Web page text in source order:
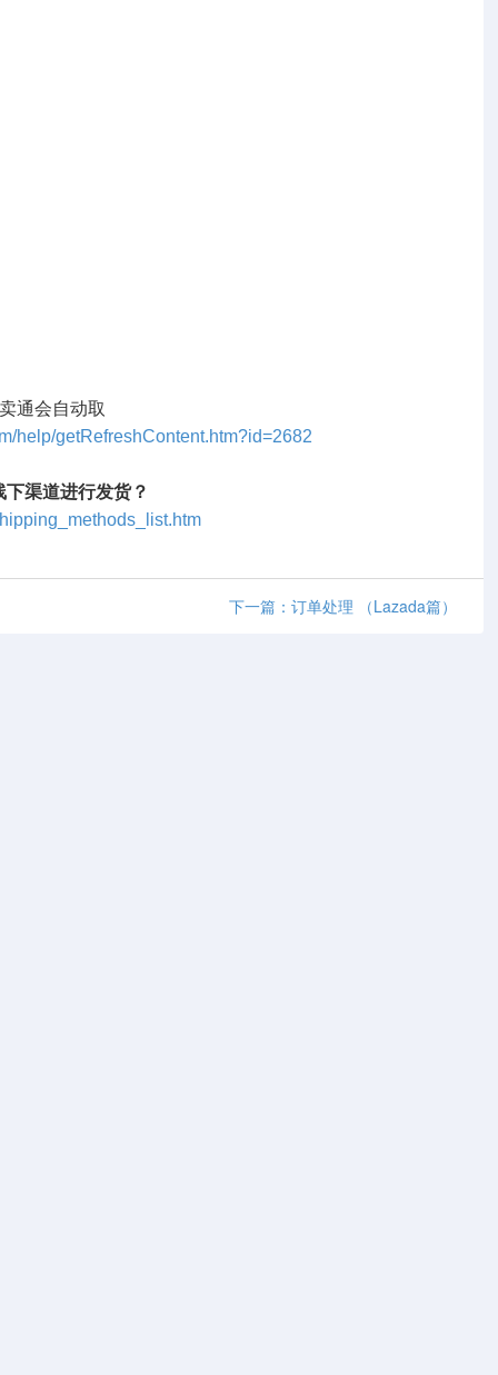
通会自动取
help/getRefreshContent.htm?id=2682
渠道进行发货？
下一篇：订单处理 （Lazada篇）